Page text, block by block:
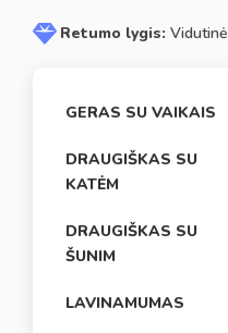
Retumo lygis: Vidutinė
GERAS SU VAIKAIS
DRAUGIŠKAS SU
KATĖM
DRAUGIŠKAS SU
ŠUNIM
LAVINAMUMAS